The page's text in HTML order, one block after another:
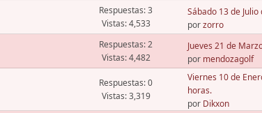
Respuestas: 3
Vistas: 4,533
Sábado 13 de
porzorro
Respuestas: 2
Vistas: 4,482
Jueves 21 de
por mendozagolf
Respuestas: 0
Vistas: 3,319
Viernes 10 de
horas.
por Dikxon